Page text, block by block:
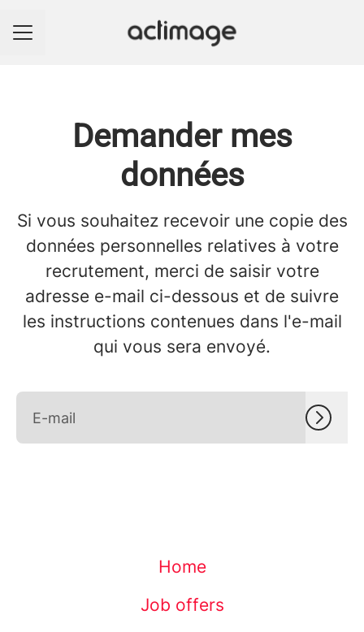
Menu carrière
Demander mes
données
Si vous souhaitez recevoir une copie des
données personnelles relatives à votre
recrutement, merci de saisir votre
adresse e-mail ci-dessous et de suivre
les instructions contenues dans l'e-mail
qui vous sera envoyé.
Home
Job offers